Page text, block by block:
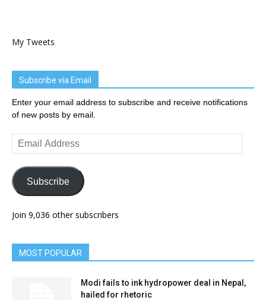
My Tweets
Subscribe via Email
Enter your email address to subscribe and receive notifications
of new posts by email.
Email
Address
Subscribe
Join 9,036 other subscribers
MOST POPULAR
Modi fails to ink hydropower deal in Nepal,
hailed for rhetoric